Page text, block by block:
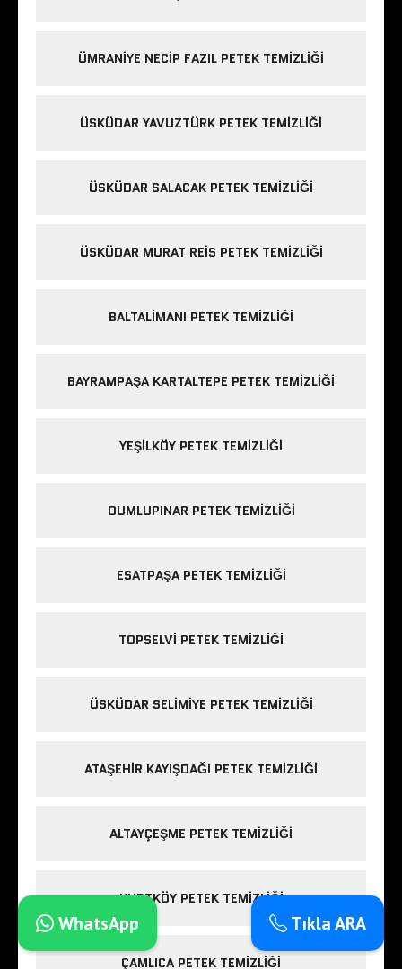
ÜMRANIYE NECIP FAZIL PETEK TEMIZLIĞI
ÜSKÜDAR YAVUZTÜRK PETEK TEMIZLIĞI
ÜSKÜDAR SALACAK PETEK TEMIZLIĞI
ÜSKÜDAR MURAT REIS PETEK TEMIZLIĞI
BALTALIMANI PETEK TEMIZLIĞI
BAYRAMPAŞA KARTALTEPE PETEK TEMIZLIĞI
YEŞILKÖY PETEK TEMIZLIĞI
DUMLUPINAR PETEK TEMIZLIĞI
ESATPAŞA PETEK TEMIZLIĞI
TOPSELVI PETEK TEMIZLIĞI
ÜSKÜDAR SELIMIYE PETEK TEMIZLIĞI
ATAŞEHIR KAYIŞDAĞI PETEK TEMIZLIĞI
ALTAYÇEŞME PETEK TEMIZLIĞI
KURTKÖY PETEK TEMIZLIĞI
ÇAMLICA PETEK TEMIZLIĞI
Tıkla ARA
WhatsApp